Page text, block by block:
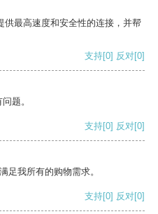
最高速度和安全性的连接，并帮
支持[0] 反对[0]
题。
支持[0] 反对[0]
足我所有的购物需求。
支持[0] 反对[0]